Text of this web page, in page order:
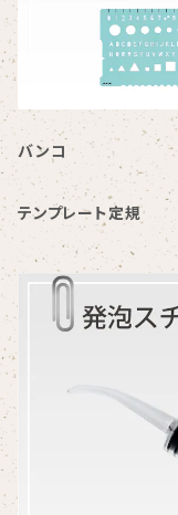
バンコ
テンプレート定規